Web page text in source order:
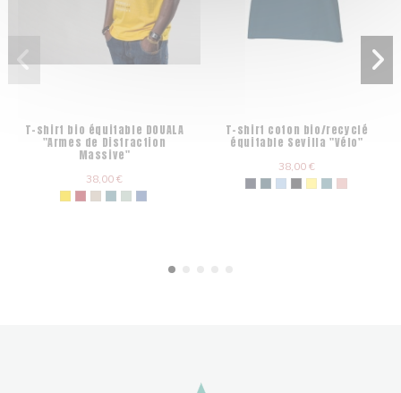
T-shirt bio équitable DOUALA
"Armes de Distraction
Massive"
38,00 €
T-shirt coton bio/recyclé
équitable Sevilla "Vélo"
38,00 €